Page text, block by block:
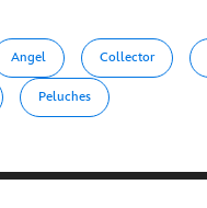
Angel Collector
Peluches